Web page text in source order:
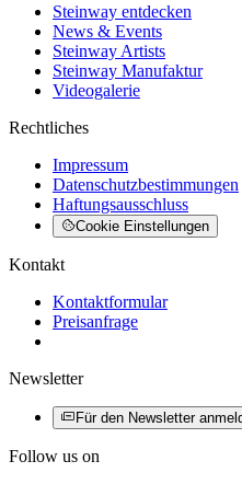
Steinway entdecken
News & Events
Steinway Artists
Steinway Manufaktur
Videogalerie
Rechtliches
Impressum
Datenschutzbestimmungen
Haftungsausschluss
Cookie Einstellungen
Kontakt
Kontaktformular
Preisanfrage
Newsletter
Für den Newsletter
Follow us on